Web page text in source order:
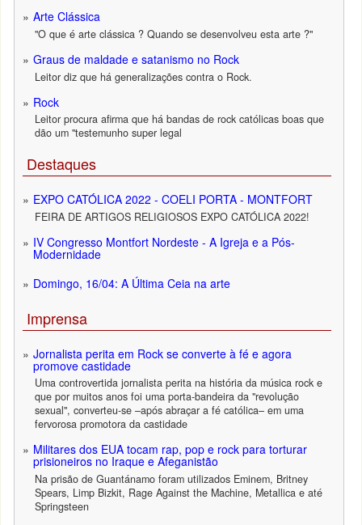
Arte Clássica
"O que é arte clássica ? Quando se desenvolveu esta arte ?"
Graus de maldade e satanismo no Rock
Leitor diz que há generalizações contra o Rock.
Rock
Leitor procura afirma que há bandas de rock católicas boas que
dão um "testemunho super legal
Destaques
EXPO CATÓLICA 2022 - COELI PORTA - MONTFORT
FEIRA DE ARTIGOS RELIGIOSOS EXPO CATÓLICA 2022!
IV Congresso Montfort Nordeste - A Igreja e a Pós-
Modernidade
Domingo, 16/04: A Última Ceia na arte
Imprensa
Jornalista perita em Rock se converte à fé e agora
promove castidade
Uma controvertida jornalista perita na história da música rock e
que por muitos anos foi uma porta-bandeira da "revolução
sexual", converteu-se –após abraçar a fé católica– em uma
fervorosa promotora da castidade
Militares dos EUA tocam rap, pop e rock para torturar
prisioneiros no Iraque e Afeganistão
Na prisão de Guantánamo foram utilizados Eminem, Britney
Spears, Limp Bizkit, Rage Against the Machine, Metallica e até
Springsteen